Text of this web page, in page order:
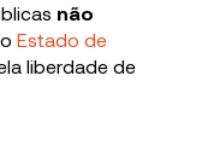
não
Estado de
liberdade de